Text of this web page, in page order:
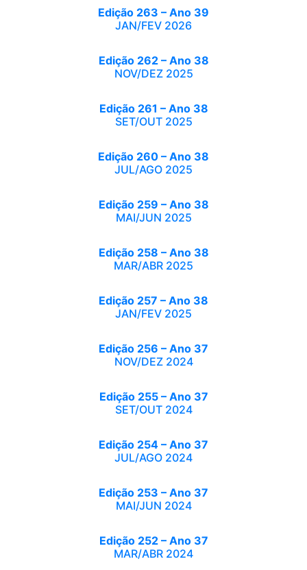
Edição 263 – Ano 39
JAN/FEV 2026
Edição 262 – Ano 38
NOV/DEZ 2025
Edição 261 – Ano 38
SET/OUT 2025
Edição 260 – Ano 38
JUL/AGO 2025
Edição 259 – Ano 38
MAI/JUN 2025
Edição 258 – Ano 38
MAR/ABR 2025
Edição 257 – Ano 38
JAN/FEV 2025
Edição 256 – Ano 37
NOV/DEZ 2024
Edição 255 – Ano 37
SET/OUT 2024
Edição 254 – Ano 37
JUL/AGO 2024
Edição 253 – Ano 37
MAI/JUN 2024
Edição 252 – Ano 37
MAR/ABR 2024